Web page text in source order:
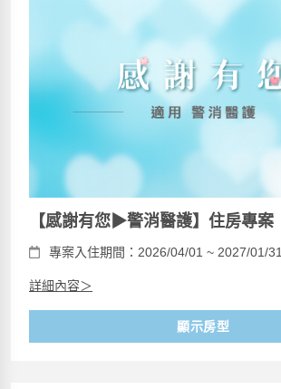
【感謝有您▶警消醫護】住房專案
專案入住期間：2026/04/01 ~ 2027/01/31
詳細內容＞
顯示房型